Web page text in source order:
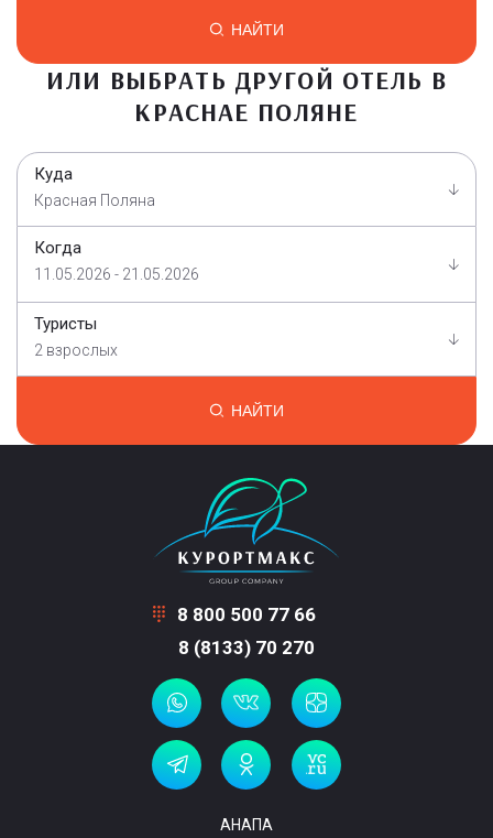
НАЙТИ
ИЛИ ВЫБРАТЬ ДРУГОЙ ОТЕЛЬ В
КРАСНАЕ ПОЛЯНЕ
Куда
Красная Поляна
Когда
11.05.2026 - 21.05.2026
Туристы
2 взрослых
НАЙТИ
8 800 500 77 66
8 (8133) 70 270
АНАПА